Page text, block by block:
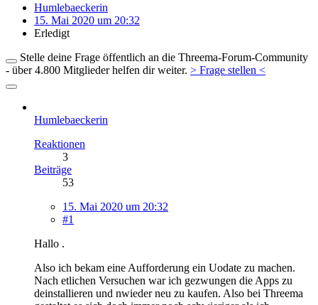
Humlebaeckerin
15. Mai 2020 um 20:32
Erledigt
Stelle deine Frage öffentlich an die Threema-Forum-Community
- über 4.800 Mitglieder helfen dir weiter. > Frage stellen <
Humlebaeckerin
Reaktionen
3
Beiträge
53
15. Mai 2020 um 20:32
#1
Hallo .
Also ich bekam eine Aufforderung ein Uodate zu machen.
Nach etlichen Versuchen war ich gezwungen die Apps zu
deinstallieren und nwieder neu zu kaufen. Also bei Threema